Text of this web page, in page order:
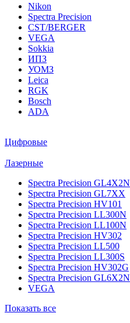
Nikon
Spectra Precision
CST/BERGER
VEGA
Sokkia
ИПЗ
УОМЗ
Leica
RGK
Bosch
ADA
Цифровые
Лазерные
Spectra Precision GL4X2N
Spectra Precision GL7XX
Spectra Precision HV101
Spectra Precision LL300N
Spectra Precision LL100N
Spectra Precision HV302
Spectra Precision LL500
Spectra Precision LL300S
Spectra Precision HV302G
Spectra Precision GL6X2N
VEGA
Показать все